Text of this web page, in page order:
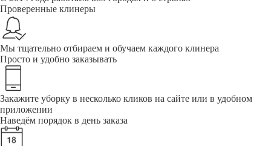
Проверенные клинеры
Мы тщательно отбираем и обучаем каждого клинера
Просто и удобно заказывать
Закажите уборку в несколько кликов на сайте или в удобном
приложении
Наведём порядок в день заказа